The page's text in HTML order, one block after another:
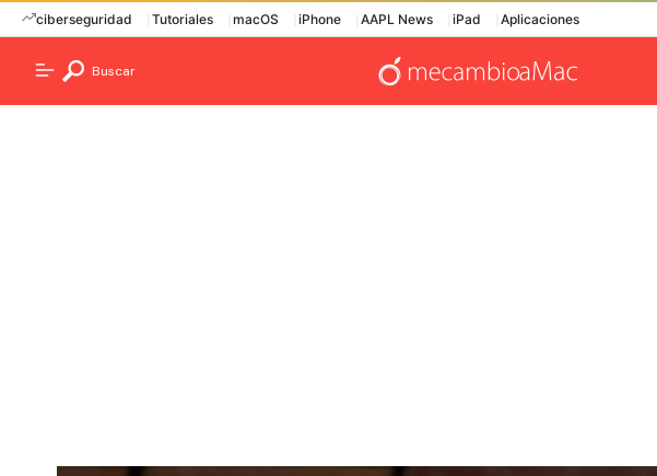
ciberseguridad Tutoriales macOS iPhone AAPL News iPad Aplicaciones
Buscar